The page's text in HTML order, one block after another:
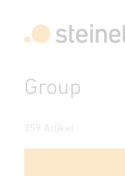
Group
259 Artikel